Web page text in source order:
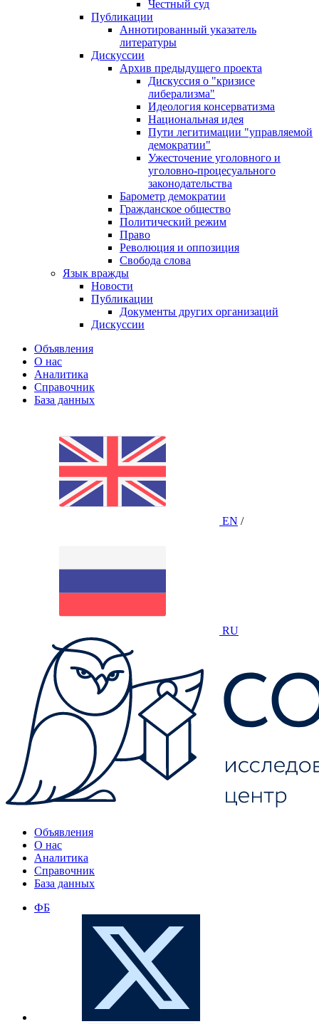
Честный суд
Публикации
Аннотированный указатель
литературы
Дискуссии
Архив предыдущего проекта
Дискуссия о "кризисе
либерализма"
Идеология консерватизма
Национальная идея
Пути легитимации "управляемой
демократии"
Ужесточение уголовного и
уголовно-процесуального
законодательства
Барометр демократии
Гражданское общество
Политический режим
Право
Революция и оппозиция
Свобода слова
Язык вражды
Новости
Публикации
Документы других организаций
Дискуссии
Объявления
О нас
Аналитика
Справочник
База данных
EN /
RU
Объявления
О нас
Аналитика
Справочник
База данных
ФБ